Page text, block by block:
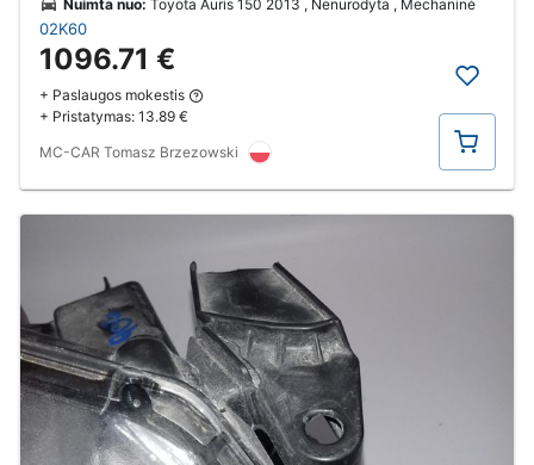
02K60
1096.71 €
+ Paslaugos mokestis
+ Pristatymas: 13.89 €
MC-CAR Tomasz Brzezowski
Pirkti